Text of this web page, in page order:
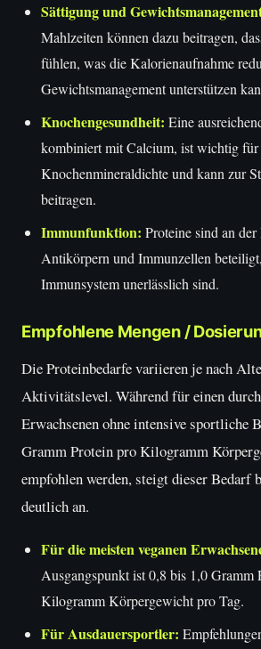
Sättigung und
Mahlzeiten können dazu beitragen,
fühlen, was die Kalorienaufnahme
Gewichtsmanagement unterstützen
Knochengesundheit: Eine
kombiniert mit Calcium, ist wichtig für
Knochenmineraldichte und kann zur
beitragen.
Immunfunktion: Proteine sind an
Antikörpern und Immunzellen
Immunsystem unerlässlich sind.
Empfohlene Mengen /
Die Proteinbedarfe variieren je nach
Aktivitätslevel. Während für einen
Erwachsenen ohne intensive sportliche
Gramm Protein pro Kilogramm
empfohlen werden, steigt dieser Bedarf
deutlich an.
Für die meisten veganen
Ausgangspunkt ist 0,8 bis 1,0 Gramm
Kilogramm Körpergewicht pro Tag.
Für Ausdauersportler: